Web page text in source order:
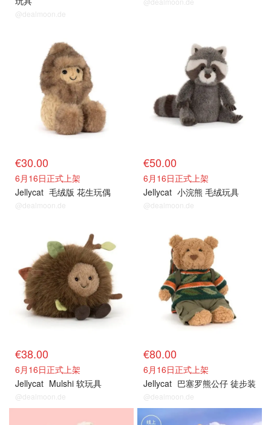
@dealmoon.de
€30.00
6月16日正式上架
Jellycat 毛绒版 花生玩偶
@dealmoon.de
€50.00
6月16日正式上架
Jellycat 小浣熊 毛绒玩具
@dealmoon.de
€38.00
6月16日正式上架
Jellycat Mulshi 软玩具
@dealmoon.de
€80.00
6月16日正式上架
Jellycat 巴塞罗熊公仔 徒步装
@dealmoon.de